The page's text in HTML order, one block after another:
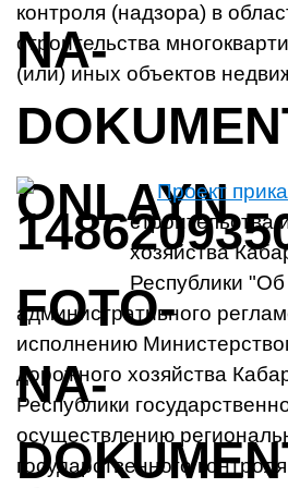
контроля (надзора) в
строительства
(или) иных объектов
Проект
строительства
хозяйства
Республики
административного
исполнению
дорожного хозяйства
Республики
осуществлению
государственного